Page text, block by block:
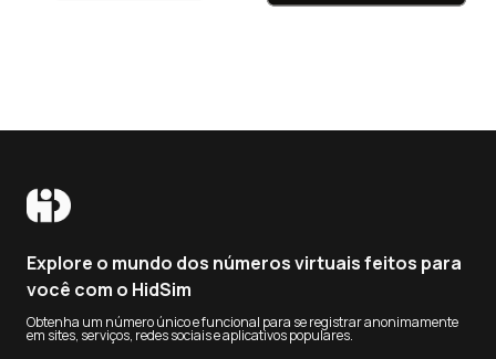
and checkMy Starsto verify whether the Stars
to our bot was confirmed.
If card payment fails, try Apple Pay / Google Pay in the
Telegram mobile app, or retry fromTelegram Web.
Telegram Stars purchases can appear more expensive
than the base website price in some regions. This
Explore o mundo dos números virtuais feitos para
você com o HidSim
Obtenha um número único e funcional para se registrar anonimamente
em sites, serviços, redes sociais e aplicativos populares.